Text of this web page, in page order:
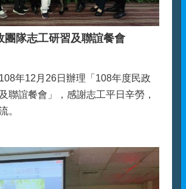
團隊志工研習及聯誼餐會
年12月26日辦理「108年度民政
聯誼餐會」，感謝志工平日辛勞，
。